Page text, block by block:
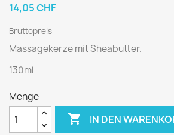
14,05 CHF
Bruttopreis
Massagekerze mit Sheabutter.
130ml
Menge
 IN DEN